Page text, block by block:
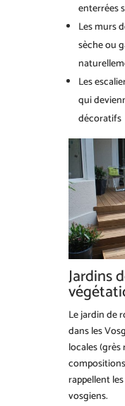
enterrées
Les murs
sèche ou
Les
qui
décoratifs
Jardins
Le jardin de
dans les
locales
rappellent
vosgiens.